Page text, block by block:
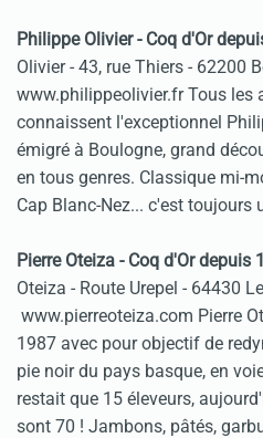
Philippe Olivier - Coq d'Or
Olivier - 43, rue Thiers - 62200
www.philippeolivier.fr Tous les
connaissent l'exceptionnel
émigré à Boulogne, grand
en tous genres. Classique mi-
Cap Blanc-Nez... c'est toujours
Pierre Oteiza - Coq d'Or depuis
Oteiza - Route Urepel - 64430
www.pierreoteiza.com Pierre
1987 avec pour objectif de
pie noir du pays basque, en
restait que 15 éleveurs,
sont 70 ! Jambons, pâtés,